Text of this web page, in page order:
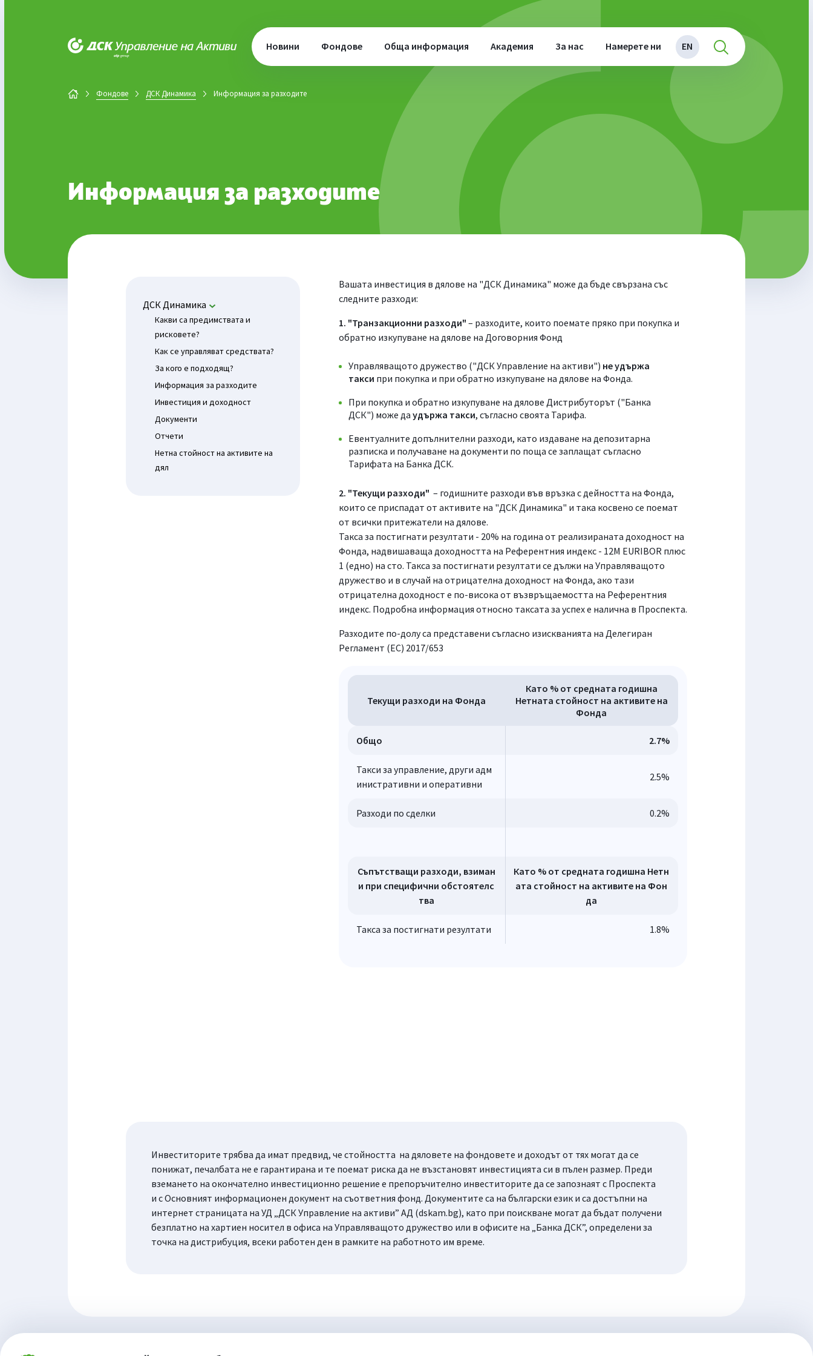
Новини Фондове Обща информация Академия За нас Намерете ни EN
ДСК Управление на активи
Фондове ДСК Динамика Информация за разходите
Информация за разходите
ДСК Динамика
Какви са предимствата и
рисковете?
Как се управляват средствата?
За кого е подходящ?
Информация за разходите
Инвестиция и доходност
Документи
Отчети
Нетна стойност на активите на
дял
Вашата инвестиция в дялове на "ДСК Динамика" може да бъде свързана със
следните разходи:
1. "Транзакционни разходи" – разходите, които поемате пряко при покупка и
обратно изкупуване на дялове на Договорния Фонд
Управляващото дружество ("ДСК Управление на активи") не удържа
такси при покупка и при обратно изкупуване на дялове на Фонда.
При покупка и обратно изкупуване на дялове Дистрибуторът ("Банка
ДСК") може да удържа такси, съгласно своята Тарифа.
Евентуалните допълнителни разходи, като издаване на депозитарна
разписка и получаване на документи по поща се заплащат съгласно
Тарифата на Банка ДСК.
2. "Текущи разходи" – годишните разходи във връзка с дейността на Фонда,
които се приспадат от активите на "ДСК Динамика" и така косвено се поемат
от всички притежатели на дялове.
Такса за постигнати резултати - 20% на година от реализираната доходност на
Фонда, надвишаваща доходността на Референтния индекс - 12M EURIBOR плюс
1 (едно) на сто. Такса за постигнати резултати се дължи на Управляващото
дружество и в случай на отрицателна доходност на Фонда, ако тази
отрицателна доходност е по-висока от възвръщаемостта на Референтния
индекс. Подробна информация относно таксата за успех е налична в Проспекта.
Разходите по-долу са представени съгласно изискванията на Делегиран
Регламент (ЕС) 2017/653
Текущи разходи на Фонда
Като % от средната годишна
Нетната стойност на активите на
Фонда
Общо 2.7%
Такси за управление, други адм
инистративни и оперативни
2.5%
Разходи по сделки 0.2%
Съпътстващи разходи, взиман
и при специфични обстоятелс
тва
Като % от средната годишна Нетн
ата стойност на активите на Фон
да
Такса за постигнати резултати 1.8%
Инвеститорите трябва да имат предвид, че стойността на дяловете на фондовете и доходът от тях могат да се
понижат, печалбата не е гарантирана и те поемат риска да не възстановят инвестицията си в пълен размер. Преди
вземането на окончателно инвестиционно решение е препоръчително инвеститорите да се запознаят с Проспекта
и с Основният информационен документ на съответния фонд. Документите са на български език и са достъпни на
интернет страницата на УД „ДСК Управление на активи” АД (dskam.bg), като при поискване могат да бъдат получени
безплатно на хартиен носител в офиса на Управляващото дружество или в офисите на „Банка ДСК”, определени за
точка на дистрибуция, всеки работен ден в рамките на работното им време.